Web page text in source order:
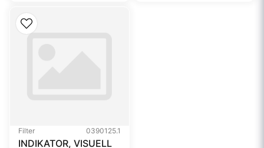
Filter 0390125.1
INDIKATOR, VISUELL